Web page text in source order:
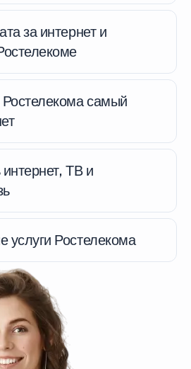
за интернет и
самый
ТВ и
услуги Ростелекома